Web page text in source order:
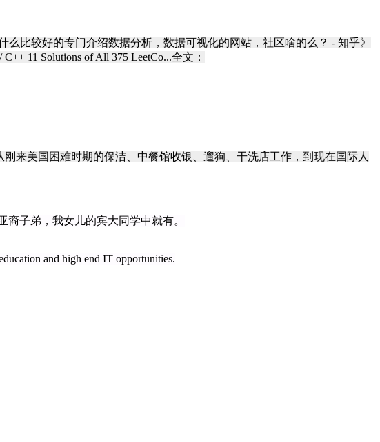
比较好的专门介绍数据分析，数据可视化的网站，社区啥的么？ - 知乎》
11 Solutions of All 375 LeetCo...全文：
刚来美国困难时期的保洁、中餐馆收银、遛狗、干洗店工作，到现在国际人
子弟，我女儿的宾大同学中就有。
and high end IT opportunities.